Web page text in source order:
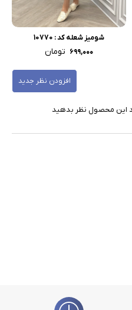
شومیز شعله کد : 10770
۶۹۹,۰۰۰ تومان
افزودن نظر جدید
این محصول نظر بدهید